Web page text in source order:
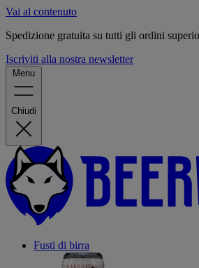
Vai al contenuto
Spedizione gratuita su tutti gli ordini
Iscriviti alla nostra newsletter
Menu
Chiudi
Fusti di birra